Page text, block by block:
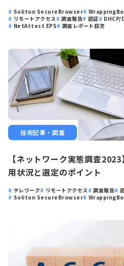
Soliton SecureBrowser
リモートアクセス
調査報告 認証 DHCP/
NetAttest EPS
調査レポート目次
技術記事・調査
【ネットワーク実態調査
用状況と選定のポイント
テレワーク リモートアクセス 調査報告
Soliton SecureBrowser